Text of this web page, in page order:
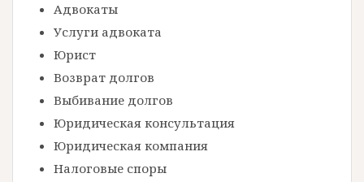
Адвокаты
Услуги адвоката
Юрист
Возврат долгов
Выбивание долгов
Юридическая консультация
Юридическая компания
Налоговые споры